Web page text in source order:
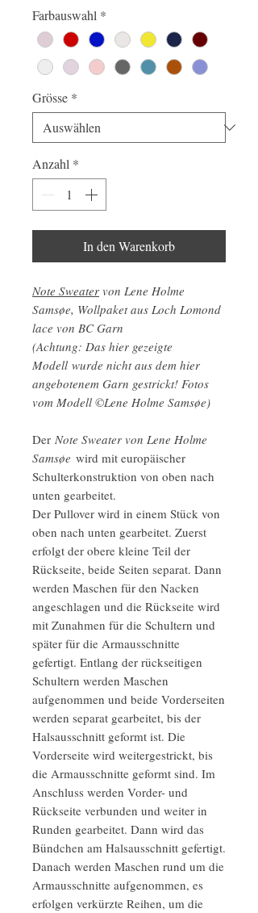
Farbauswahl *
Grösse *
Anzahl *
In den Warenkorb
Note Sweater von Lene Holme
Samsøe, Wollpaket aus Loch Lomond
lace von BC Garn
(Achtung: Das hier gezeigte
Modell wurde nicht aus dem hier
angebotenem Garn gestrickt! Fotos
vom Modell ©Lene Holme Samsøe)
Der Note Sweater von Lene Holme
Samsøe wird mit europäischer
Schulterkonstruktion von oben nach
unten gearbeitet.
Der Pullover wird in einem Stück von
oben nach unten gearbeitet. Zuerst
erfolgt der obere kleine Teil der
Rückseite, beide Seiten separat. Dann
werden Maschen für den Nacken
angeschlagen und die Rückseite wird
mit Zunahmen für die Schultern und
später für die Armausschnitte
gefertigt. Entlang der rückseitigen
Schultern werden Maschen
aufgenommen und beide Vorderseiten
werden separat gearbeitet, bis der
Halsausschnitt geformt ist. Die
Vorderseite wird weitergestrickt, bis
die Armausschnitte geformt sind. Im
Anschluss werden Vorder- und
Rückseite verbunden und weiter in
Runden gearbeitet. Dann wird das
Bündchen am Halsausschnitt gefertigt.
Danach werden Maschen rund um die
Armausschnitte aufgenommen, es
erfolgen verkürzte Reihen, um die